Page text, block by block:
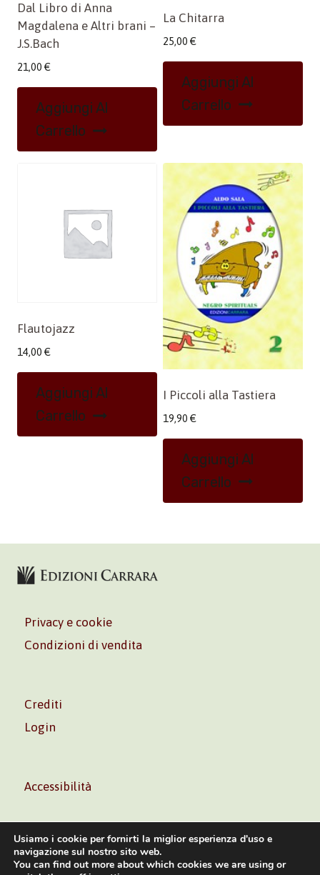
Dal Libro di Anna
Magdalena e Altri brani –
J.S.Bach
21,00 €
Aggiungi Al
Carrello
La Chitarra
25,00 €
Aggiungi Al
Carrello
Flautojazz
14,00 €
Aggiungi Al
Carrello
I Piccoli alla Tastiera
19,90 €
Aggiungi Al
Carrello
Privacy e cookie
Condizioni di vendita
Crediti
Login
Accessibilità
Volontè & Co. Srl – P.I. 06181480960 –info@volonte-
Usiamo i cookie per fornirti la miglior esperienza d'uso e
navigazione sul nostro sito web.
You can find out more about which cookies we are using or